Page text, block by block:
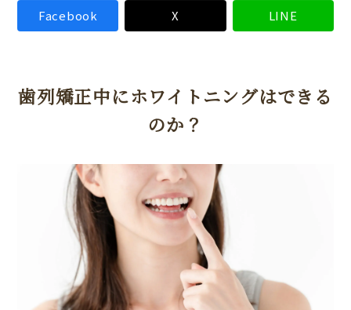
Facebook X LINE
歯列矯正中にホワイトニングはできる
のか？